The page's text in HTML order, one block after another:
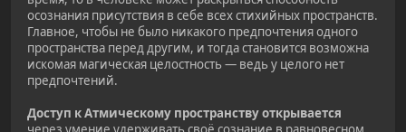
осознания присутствия в себе всех стихийных пространств.
Главное, чтобы не было никакого предпочтения одного
пространства перед другим, и тогда становится возможна
искомая магическая целостность — ведь у целого нет
предпочтений.
Доступ к Атмическому пространству открывается